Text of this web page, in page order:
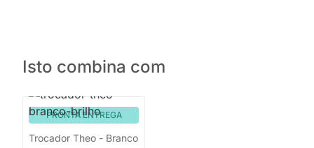
Isto combina com
PRONTA ENTREGA
Trocador Theo - Branco